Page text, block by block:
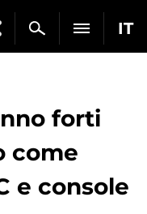
IT
forti
come
e console